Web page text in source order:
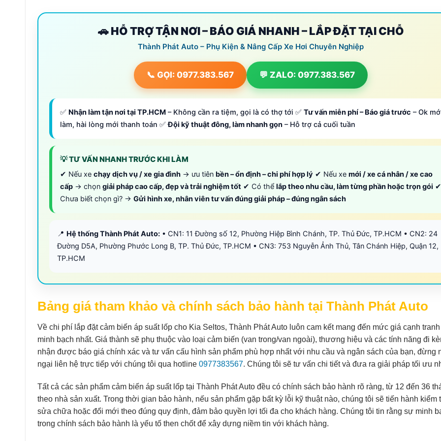
🚗 HỖ TRỢ TẬN NƠI – BÁO GIÁ NHANH – LẮP ĐẶT TẠI CHỖ
Thành Phát Auto – Phụ Kiện & Nâng Cấp Xe Hơi Chuyên Nghiệp
📞 GỌI: 0977.383.567 💬 ZALO: 0977.383.567
✅ Nhận làm tận nơi tại TP.HCM – Không cần ra tiệm, gọi là có thợ tới ✅ Tư vấn miễn phí – Báo giá trước – Ok
làm, hài lòng mới thanh toán ✅Đội kỹ thuật đông, làm nhanh gọn – Hỗ trợ cả cuối tuần
💡 TƯ VẤN NHANH TRƯỚC KHI LÀM
✔ Nếu xe chạy dịch vụ / xe gia đình → ưu tiên bền – ổn định – chi phí hợp lý ✔ Nếu xe mới / xe cá nhân / xe cao
cấp → chọn giải pháp cao cấp, đẹp và trải nghiệm tốt ✔ Có thể lắp theo nhu cầu, làm từng phần hoặc trọn gói ✔
Chưa biết chọn gì? → Gửi hình xe, nhân viên tư vấn đúng giải pháp – đúng ngân sách
📍 Hệ thống Thành Phát Auto: • CN1: 11 Đường số 12, Phường Hiệp Bình Chánh, TP. Thủ Đức, TP.HCM • CN2: 24
Đường D5A, Phường Phước Long B, TP. Thủ Đức, TP.HCM • CN3: 753 Nguyễn Ảnh Thủ, Tân Chánh Hiệp, Quận 12,
TP.HCM
Bảng giá tham khảo và chính sách bảo hành tại Thành Phát Auto
Về chi phí lắp đặt cảm biến áp suất lốp cho Kia Seltos, Thành Phát Auto luôn cam kết mang đến mức giá cạnh
minh bạch nhất. Giá thành sẽ phụ thuộc vào loại cảm biến (van trong/van ngoài), thương hiệu và các tính năng đi
nhận được báo giá chính xác và tư vấn cấu hình sản phẩm phù hợp nhất với nhu cầu và ngân sách của bạn, đừng
ngại liên hệ trực tiếp với chúng tôi qua hotline 0977383567. Chúng tôi sẽ tư vấn chi tiết và đưa ra giải pháp tối ưu
Tất cả các sản phẩm cảm biến áp suất lốp tại Thành Phát Auto đều có chính sách bảo hành rõ ràng, từ 12 đến 36
theo nhà sản xuất. Trong thời gian bảo hành, nếu sản phẩm gặp bất kỳ lỗi kỹ thuật nào, chúng tôi sẽ tiến hành kiểm
sửa chữa hoặc đổi mới theo đúng quy định, đảm bảo quyền lợi tối đa cho khách hàng. Chúng tôi tin rằng sự minh
trong chính sách bảo hành là yếu tố then chốt để xây dựng niềm tin với khách hàng.